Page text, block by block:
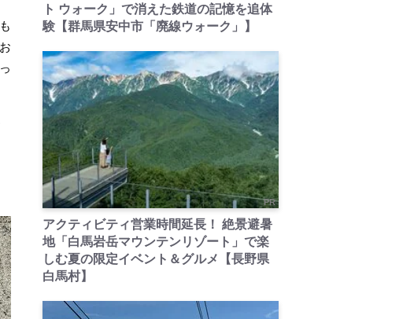
ト ウォーク」で消えた鉄道の記憶を追体
験【群馬県安中市「廃線ウォーク」】
PR
アクティビティ営業時間延長！ 絶景避暑
地「白馬岩岳マウンテンリゾート」で楽
しむ夏の限定イベント＆グルメ【長野県
白馬村】